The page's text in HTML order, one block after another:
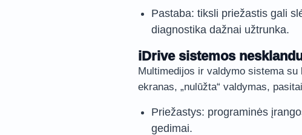
Pastaba: tiksli priežastis gali
diagnostika dažnai užtrunka.
iDrive sistemos
Multimedijos ir valdymo sistema
ekranas, „nulūžta“ valdymas,
Priežastys: programinės
gedimai.